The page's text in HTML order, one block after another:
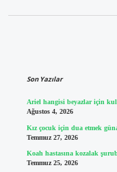
Son Yazılar
Ariel hangisi beyazlar için
Ağustos 4, 2026
Kız çocuk için dua etmek
Temmuz 27, 2026
Koah hastasına kozalak
Temmuz 25, 2026